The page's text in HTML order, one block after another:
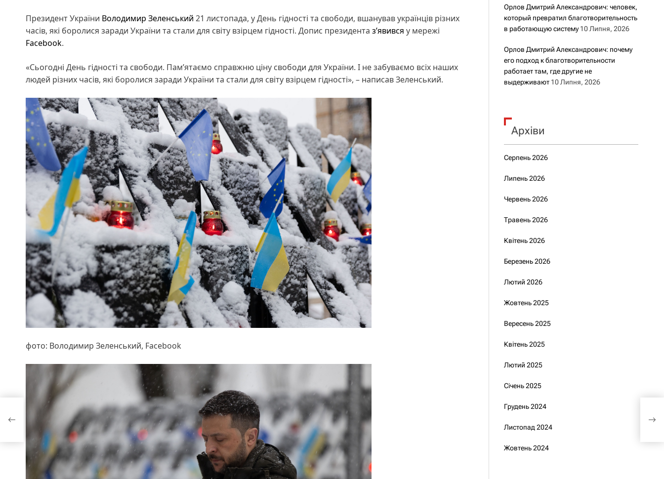
Президент України Володимир Зеленський 21 листопада, у День гідності та свободи, вшанував українців різних
часів, які боролися заради України та стали для світу взірцем гідності. Допис президента з’явився у мережі
Facebook.
«Сьогодні День гідності та свободи. Памʼятаємо справжню ціну свободи для України. І не забуваємо всіх наших
людей різних часів, які боролися заради України та стали для світу взірцем гідності», – написав Зеленський.
фото: Володимир Зеленський, Facebook
Орлов Дмитрий Александрович: человек,
который превратил благотворительность
в работающую систему 10 Липня, 2026
Орлов Дмитрий Александрович: почему
его подход к благотворительности
работает там, где другие не
выдерживают 10 Липня, 2026
Архіви
Серпень 2026
Липень 2026
Червень 2026
Травень 2026
Квітень 2026
Березень 2026
Лютий 2026
Жовтень 2025
Вересень 2025
Квітень 2025
Лютий 2025
Січень 2025
Грудень 2024
Листопад 2024
Жовтень 2024